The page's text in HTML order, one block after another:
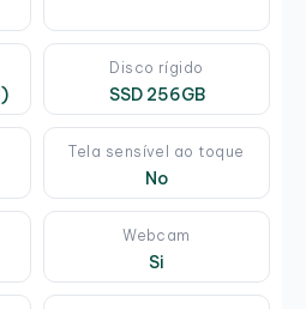
Disco rígido
SSD 256GB
Tela sensível ao toque
No
Webcam
Si